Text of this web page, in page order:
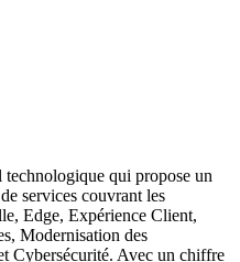
technologique qui propose un
services couvrant les
Edge, Expérience Client,
Modernisation des
Cybersécurité. Avec un chiffre